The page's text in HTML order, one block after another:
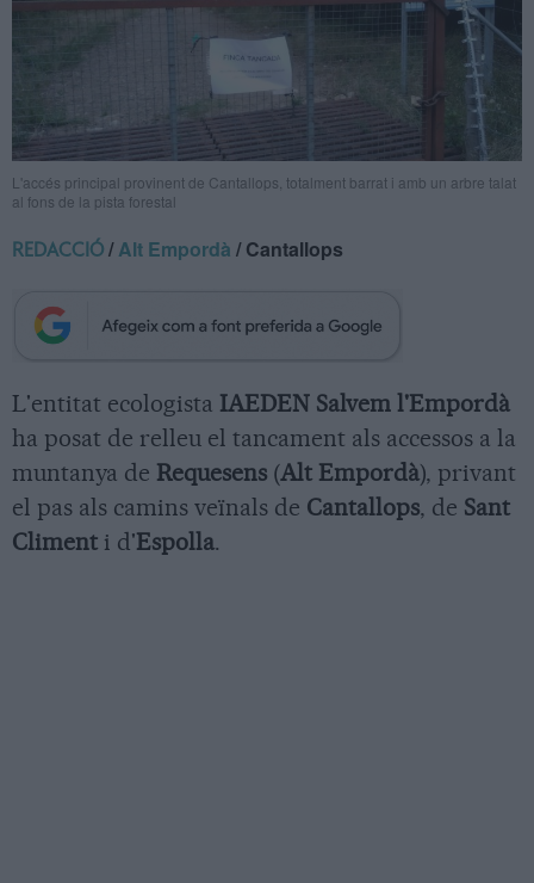
L'accés principal provinent de Cantallops, totalment barrat i amb un arbre talat
al fons de la pista forestal
REDACCIÓ /Alt Empordà / Cantallops
L'entitat ecologista IAEDEN Salvem l'Empordà
ha posat de relleu el tancament als accessos a la
muntanya de Requesens (Alt Empordà), privant
el pas als camins veïnals de Cantallops, de Sant
Climent i d'Espolla.